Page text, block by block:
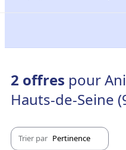
2 offres pour
Hauts-de-Seine
Trier par Pertinence